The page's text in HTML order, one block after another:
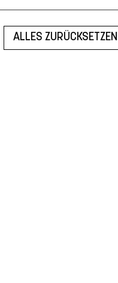
ALLES ZURÜCKSETZEN